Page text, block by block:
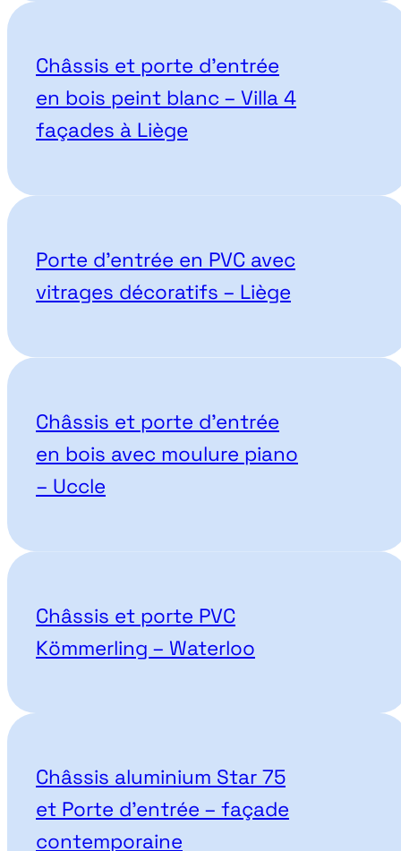
Châssis et porte d’entrée
en bois peint blanc – Villa 4
façades à Liège
Porte d’entrée en PVC avec
vitrages décoratifs – Liège
Châssis et porte d’entrée
en bois avec moulure piano
– Uccle
Châssis et porte PVC
Kömmerling – Waterloo
Châssis aluminium Star 75
et Porte d’entrée – façade
contemporaine